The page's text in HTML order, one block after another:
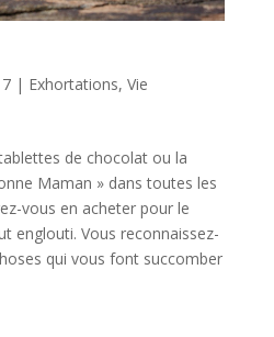
| Exhortations, Vie
de chocolat ou la
Maman » dans toutes les
vous en acheter pour le
englouti. Vous reconnaissez-
qui vous font succomber